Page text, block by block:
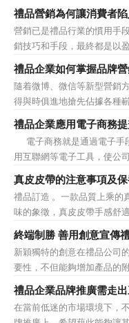
相應的分類，了解不同類型
制定相應的營銷對策，而這
入，這不僅是銷售環節的事
持。具體來說，有以下...
禮品營銷為何讓消費者陷
營銷已是禮品行業的慣用手
銷技巧和手段，最終都是以
時最為關注的便是如何利用
品。在禮品公司使用常規的
走陷入了“審美疲勞”。 編
業營銷產生免疫...
禮品企業如何掌握品牌
隨着微博、微信等新型營銷
得與時俱進地搶先佔據各種
的營銷軀殼，卻沒有掌握營
價值不是將品牌鋪設到消費
心裡 與消費者的心理距
情，需要做好持...
禮品企業應用電子商務
電子商務就是通過電子手
用互聯網等電子工具，使公
伴之間，利用電子業務共享
子化，配合企業內部的電子
產、庫存、流通和資金等各
動態性、社...
真皮皮帶的注意事項及
禮品訂造 。一款品質上乘的
味的象徵，真皮皮帶手感舒
選。當你還在髮愁老爸生日
帶就是非常不錯的選擇。但
黯然失色，出現裂痕和破損
真皮皮帶的注意事項...
終端制勝 善用創意宣傳
新穎獨特的創意在禮品公司
要性，不但能夠增加產品的
想不到的促進作用。禮品公
意的宣傳禮品來提升宣傳技
力。 打火機、煙灰缸、
禮品企業品牌推廣需走
在當前低迷的市場環境下，